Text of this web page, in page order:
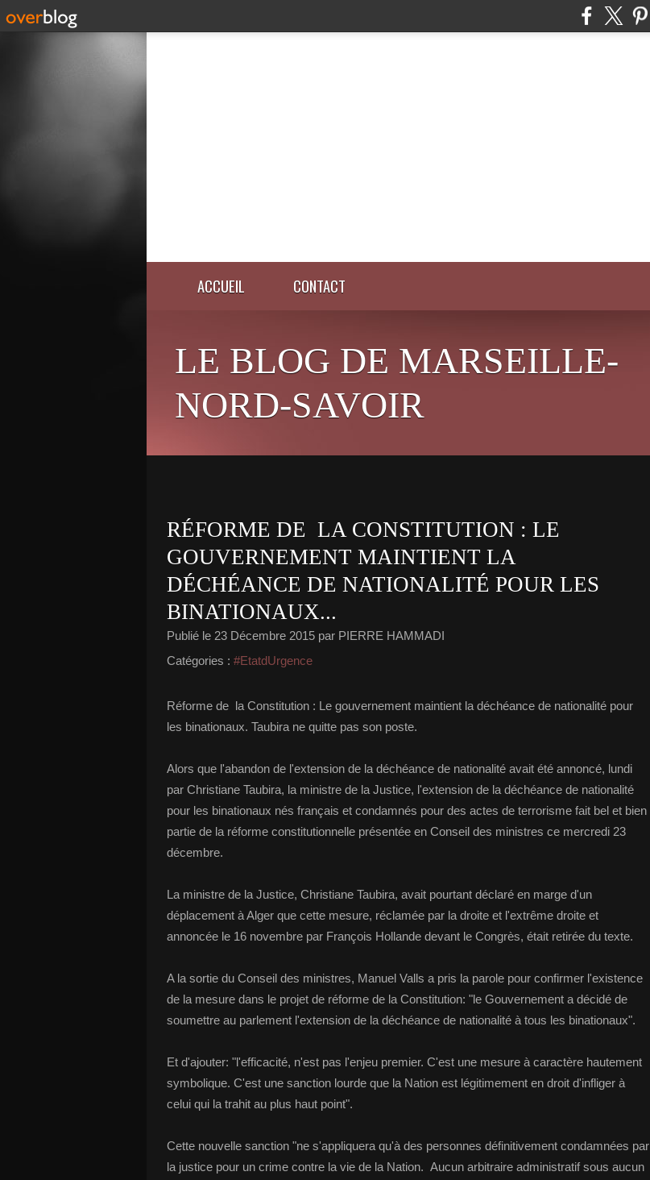
ACCUEIL CONTACT
LE BLOG DE MARSEILLE-
NORD-SAVOIR
RÉFORME DE LA CONSTITUTION : LE
GOUVERNEMENT MAINTIENT LA
DÉCHÉANCE DE NATIONALITÉ POUR LES
BINATIONAUX...
Publié le 23 Décembre 2015 par PIERRE HAMMADI
Catégories : #EtatdUrgence
Réforme de la Constitution : Le gouvernement maintient la déchéance de nationalité pour
les binationaux. Taubira ne quitte pas son poste.
Alors que l'abandon de l'extension de la déchéance de nationalité avait été annoncé, lundi
par Christiane Taubira, la ministre de la Justice, l'extension de la déchéance de nationalité
pour les binationaux nés français et condamnés pour des actes de terrorisme fait bel et bien
partie de la réforme constitutionnelle présentée en Conseil des ministres ce mercredi 23
décembre.
La ministre de la Justice, Christiane Taubira, avait pourtant déclaré en marge d'un
déplacement à Alger que cette mesure, réclamée par la droite et l'extrême droite et
annoncée le 16 novembre par François Hollande devant le Congrès, était retirée du texte.
A la sortie du Conseil des ministres, Manuel Valls a pris la parole pour confirmer l'existence
de la mesure dans le projet de réforme de la Constitution: "le Gouvernement a décidé de
soumettre au parlement l'extension de la déchéance de nationalité à tous les binationaux".
Et d'ajouter: "l'efficacité, n'est pas l'enjeu premier. C'est une mesure à caractère hautement
symbolique. C'est une sanction lourde que la Nation est légitimement en droit d'infliger à
celui qui la trahit au plus haut point".
Cette nouvelle sanction "ne s'appliquera qu'à des personnes définitivement condamnées par
la justice pour un crime contre la vie de la Nation. Aucun arbitraire administratif sous aucun